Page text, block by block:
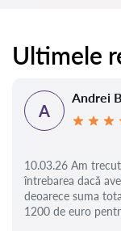
Ultimele
A
Andrei
10.03.26 Am
întrebarea dacă
deoarece suma
1200 de euro